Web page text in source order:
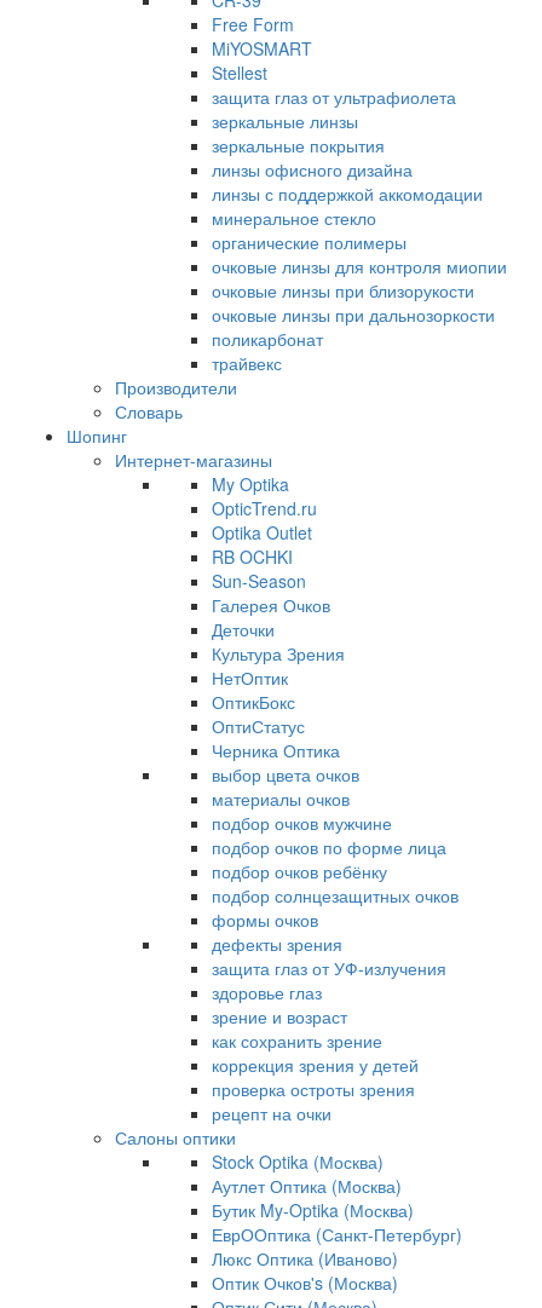
Free Form
MiYOSMART
Stellest
защита глаз от ультрафиолета
зеркальные линзы
зеркальные покрытия
линзы офисного дизайна
линзы с поддержкой аккомодации
минеральное стекло
органические полимеры
очковые линзы для контроля миопии
очковые линзы при близорукости
очковые линзы при дальнозоркости
поликарбонат
трайвекс
Производители
Словарь
Шопинг
Интернет-магазины
My Optika
OpticTrend.ru
Optika Outlet
RB OCHKI
Sun-Season
Галерея Очков
Деточки
Культура Зрения
НетОптик
ОптикБокс
ОптиСтатус
Черника Оптика
выбор цвета очков
материалы очков
подбор очков мужчине
подбор очков по форме лица
подбор очков ребёнку
подбор солнцезащитных очков
формы очков
дефекты зрения
защита глаз от УФ-излучения
здоровье глаз
зрение и возраст
как сохранить зрение
коррекция зрения у детей
проверка остроты зрения
рецепт на очки
Салоны оптики
Stock Optika (Москва)
Аутлет Оптика (Москва)
Бутик My-Optika (Москва)
ЕврООптика (Санкт-Петербург)
Люкс Оптика (Иваново)
Оптик Очков's (Москва)